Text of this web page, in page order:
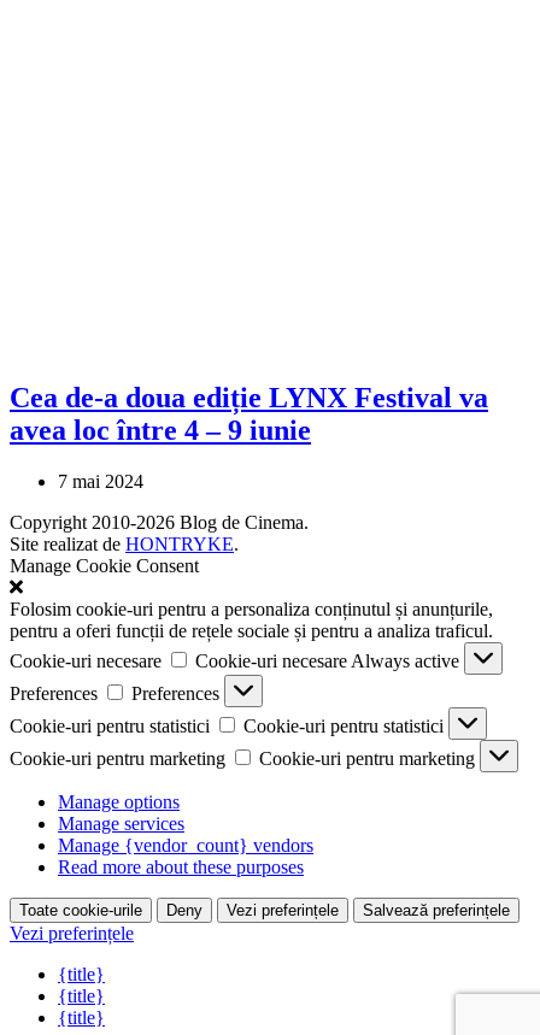
Cea de-a doua ediție LYNX Festival va
avea loc între 4 – 9 iunie
7 mai 2024
Copyright 2010-2026 Blog de Cinema.
Site realizat de HONTRYKE.
Manage Cookie Consent
Folosim cookie-uri pentru a personaliza conținutul și anunțurile,
pentru a oferi funcții de rețele sociale și pentru a analiza traficul.
Cookie-uri necesare
Cookie-uri necesare Always active
Preferences
Preferences
Cookie-uri pentru statistici
Cookie-uri pentru statistici
Cookie-uri pentru marketing
Cookie-uri pentru marketing
Manage options
Manage services
Manage {vendor_count} vendors
Read more about these purposes
Toate cookie-urile Deny Vezi preferințele Salvează preferințele
Vezi preferințele
{title}
{title}
{title}